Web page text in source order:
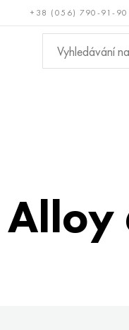
+38 (056) 790-91-90
Neželezné
kovy